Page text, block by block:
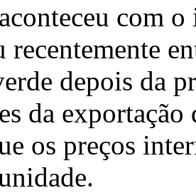
com
recentemente
depois da
da
os preços